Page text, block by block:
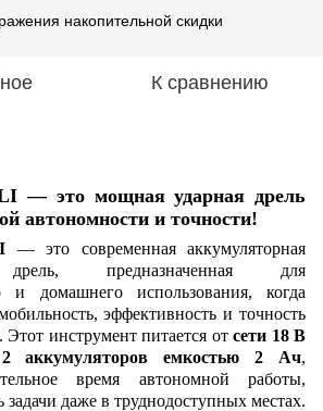
накопительной скидки
К сравнению
— это мощная ударная дрель
автономности и точности!
— это современная аккумуляторная
дрель, предназначенная для
и домашнего использования, когда
эффективность и точность
Этот инструмент питается отсети 18 В
аккумуляторов емкостью 2 Ач,
время автономной работы,
задачи даже в труднодоступных местах.